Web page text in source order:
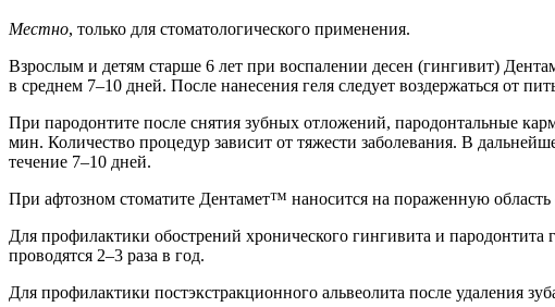
Местно, только для стоматологического применения.
Взрослым и детям старше 6 лет при воспалении десен (гингивит)
в среднем 7–10 дней. После нанесения геля следует воздержаться от
При пародонтите после снятия зубных отложений, пародонтальные
мин. Количество процедур зависит от тяжести заболевания. В
течение 7–10 дней.
При афтозном стоматите Дентамет™ наносится на пораженную область
Для профилактики обострений хронического гингивита и
проводятся 2–3 раза в год.
Для профилактики постэкстракционного альвеолита после удаления